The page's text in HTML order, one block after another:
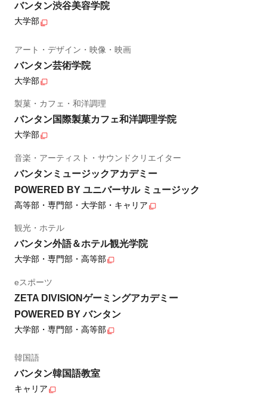
バンタン渋谷美容学院
大学部
アート・デザイン・映像・映画
バンタン芸術学院
大学部
製菓・カフェ・和洋調理
バンタン国際製菓カフェ和洋調理学院
大学部
音楽・アーティスト・サウンドクリエイター
バンタンミュージックアカデミー
POWERED BY ユニバーサル ミュージック
高等部・専門部・大学部・キャリア
観光・ホテル
バンタン外語＆ホテル観光学院
大学部・専門部・高等部
eスポーツ
ZETA DIVISIONゲーミングアカデミー
POWERED BY バンタン
大学部・専門部・高等部
韓国語
バンタン韓国語教室
キャリア